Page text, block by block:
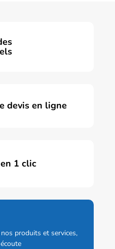
devis en ligne
1 clic
produits et services,